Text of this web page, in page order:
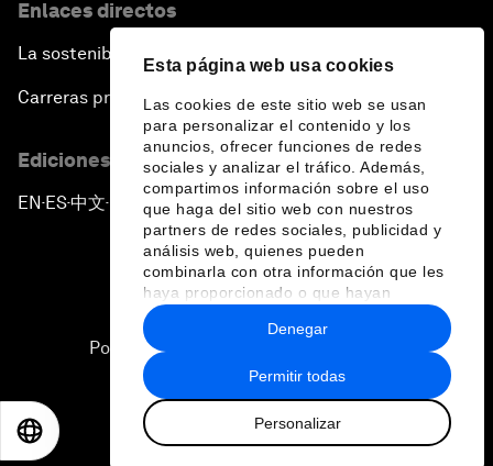
Esta página web usa cookies
Las cookies de este sitio web se usan
para personalizar el contenido y los
anuncios, ofrecer funciones de redes
sociales y analizar el tráfico. Además,
compartimos información sobre el uso
que haga del sitio web con nuestros
partners de redes sociales, publicidad y
análisis web, quienes pueden
combinarla con otra información que les
haya proporcionado o que hayan
recopilado a partir del uso que haya
hecho de sus servicios.
Permitir todas
Personalizar
Denegar
Enlaces directos
La sostenibilidad en el Foro
Carreras profesionales
Ediciones en otros idiomas
EN ▪ES▪中文▪ 日本語
Política de privacidad y normas de uso
Sitemap
2026 Foro Económico Mundial